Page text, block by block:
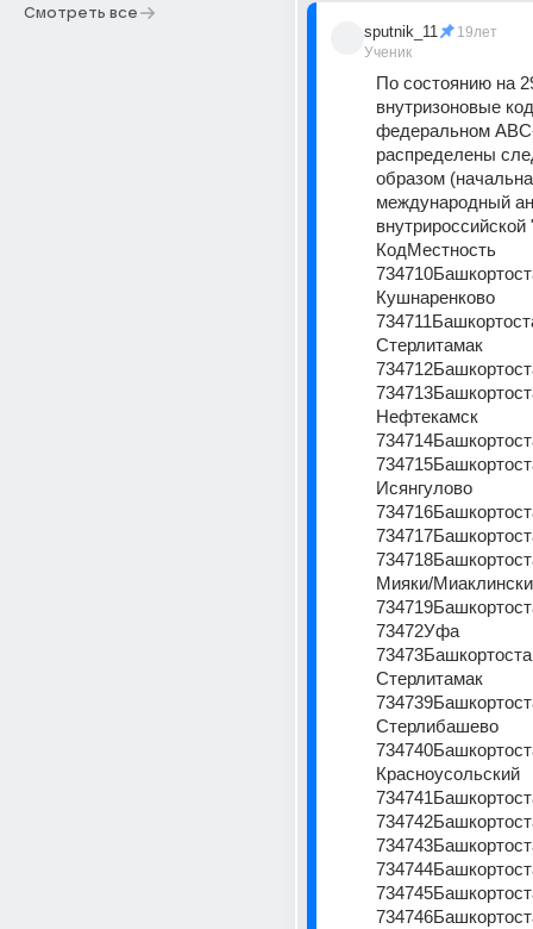
Смотреть все
sputnik_11
Ученик
19лет
По состоянию на
внутризоновые
федеральном
распределены
образом
международный
внутрироссийской
КодМестность
Кушнаренково
Стерлитамак
Нефтекамск
Исянгулово
Мияки/
73472Уфа
Стерлитамак
Стерлибашево
Красноусольский